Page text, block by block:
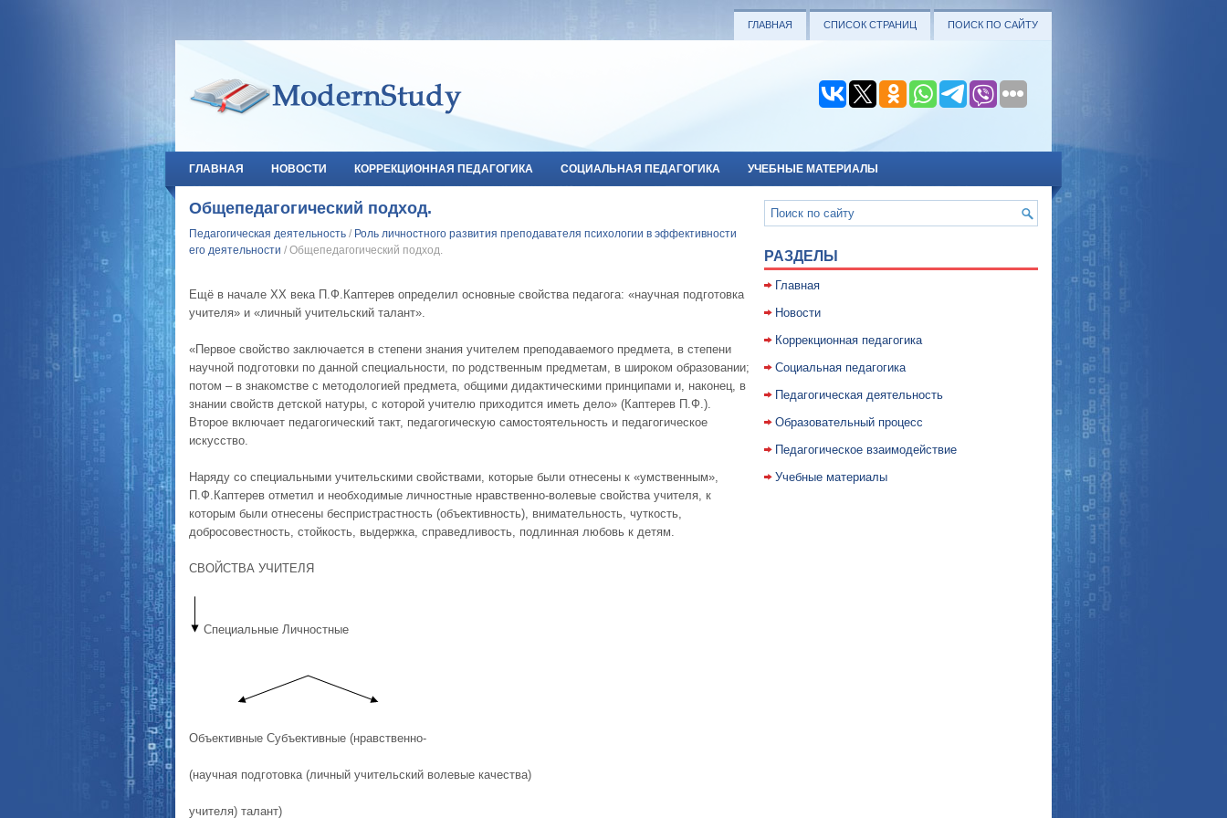
ГЛАВНАЯ СПИСОК СТРАНИЦ ПОИСК ПО САЙТУ
ГЛАВНАЯ НОВОСТИ КОРРЕКЦИОННАЯ ПЕДАГОГИКА СОЦИАЛЬНАЯ ПЕДАГОГИКА УЧЕБНЫЕ МАТЕРИАЛЫ
Общепедагогический подход.
Педагогическая деятельность / Роль личностного развития преподавателя психологии в эффективности
его деятельности / Общепедагогический подход.
Ещё в начале ХХ века П.Ф.Каптерев определил основные свойства педагога: «научная подготовка
учителя» и «личный учительский талант».
«Первое свойство заключается в степени знания учителем преподаваемого предмета, в степени
научной подготовки по данной специальности, по родственным предметам, в широком образовании;
потом – в знакомстве с методологией предмета, общими дидактическими принципами и, наконец, в
знании свойств детской натуры, с которой учителю приходится иметь дело» (Каптерев П.Ф.).
Второе включает педагогический такт, педагогическую самостоятельность и педагогическое
искусство.
Наряду со специальными учительскими свойствами, которые были отнесены к «умственным»,
П.Ф.Каптерев отметил и необходимые личностные нравственно-волевые свойства учителя, к
которым были отнесены беспристрастность (объективность), внимательность, чуткость,
добросовестность, стойкость, выдержка, справедливость, подлинная любовь к детям.
СВОЙСТВА УЧИТЕЛЯ
Специальные Личностные
Объективные Субъективные (нравственно-
(научная подготовка (личный учительский волевые качества)
учителя) талант)
РАЗДЕЛЫ
Главная
Новости
Коррекционная педагогика
Социальная педагогика
Педагогическая деятельность
Образовательный процесс
Педагогическое взаимодействие
Учебные материалы